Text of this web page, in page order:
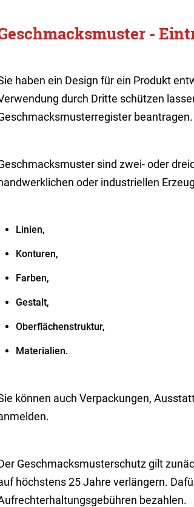
-
haben ein Design für ein Produkt
durch Dritte schützen
beantragen.
sind zwei- oder
oder industriellen
Linien,
Konturen,
Farben,
Gestalt,
Oberflächenstruktur,
Materialien.
können auch Verpackungen,
Geschmacksmusterschutz gilt
höchstens 25 Jahre verlängern.
bezahlen.